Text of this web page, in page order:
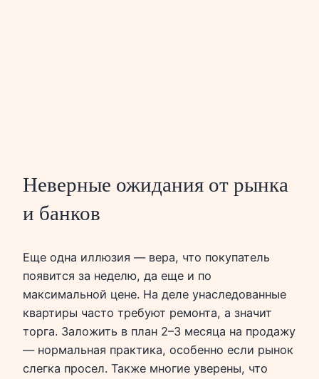
Неверные ожидания от рынка
и банков
Еще одна иллюзия — вера, что покупатель
появится за неделю, да еще и по
максимальной цене. На деле унаследованные
квартиры часто требуют ремонта, а значит
торга. Заложить в план 2–3 месяца на продажу
— нормальная практика, особенно если рынок
слегка просел. Также многие уверены, что